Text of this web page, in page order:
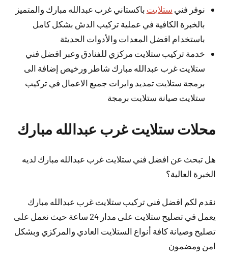
نوفر فني ستلايت باكستاني غرب عبدالله مبارك والمتميز
بالخبرة الكافية في عملية تركيب الدش بشكل كامل
باستخدام افضل المعدات والأدوات الحديثة
خدمة تركيب ستلايت مركزي للفنادق وعبر افضل فني
ستلايت غرب عبدالله مبارك شاطر ورخيص إضافة الى
برمجة ستلايت تمديد وايرات جميع الاعمال في تركيب
ستلايت صيانة ستلايت برمجة
محلات ستلايت غرب عبدالله مبارك
هل تبحث عن افضل فني ستلايت غرب عبدالله مبارك لديه
الخبرة العالية؟
نقدم لكم افضل فني تركيب ستلايت غرب عبدالله مبارك
يعمل في تصليح ستلايت على مدار 24 ساعة حيث نعمل على
تصليح وصيانة كافة أنواع الستلايت العادي والمركزي وبشكل
امن ومضمون